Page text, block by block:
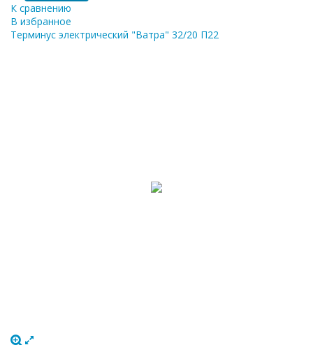
К сравнению
В избранное
Терминус электрический "Ватра" 32/20 П22